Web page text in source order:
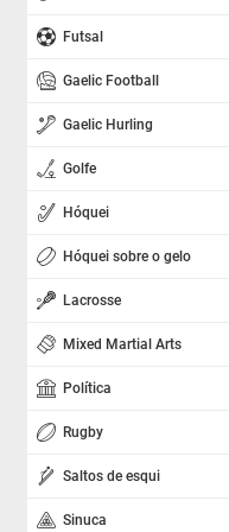
Futsal
Gaelic Football
Gaelic Hurling
Golfe
Hóquei
Hóquei sobre o gelo
Lacrosse
Mixed Martial Arts
Política
Rugby
Saltos de esqui
Sinuca